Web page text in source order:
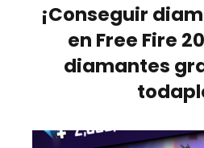
¡Conseguir
en Free Fire
diamantes